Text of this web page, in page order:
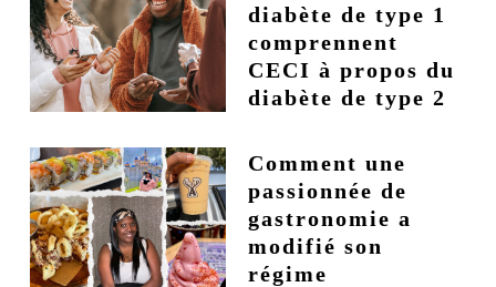
diabète de type 1
comprennent
CECI à propos du
diabète de type 2
Comment une
passionnée de
gastronomie a
modifié son
régime